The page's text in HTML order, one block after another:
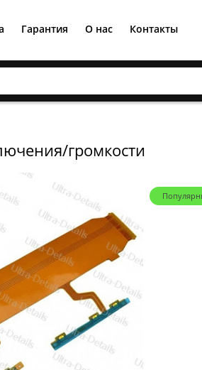
Гарантия О нас Контакты
громкости